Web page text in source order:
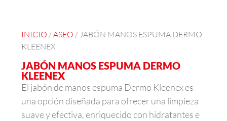
INICIO /ASEO / JABÓN MANOS ESPUMA DERMO
KLEENEX
JABÓN MANOS ESPUMA DERMO
KLEENEX
El jabón de manos espuma Dermo Kleenex es
una opción diseñada para ofrecer una limpieza
suave y efectiva, enriquecido con hidratantes e